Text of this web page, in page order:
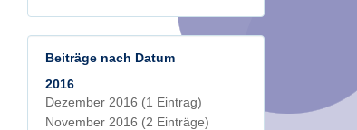
Beiträge nach Datum
2016
Dezember 2016 (1 Eintrag)
November 2016 (2 Einträge)